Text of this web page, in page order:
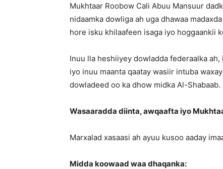
Mukhtaar Roobow Cali Abuu Mansuur
nidaamka dowliga ah uga dhawaa
hore isku khilaafeen isaga iyo hoggaankii
Inuu lla heshiiyey dowladda federaalka
iyo inuu maanta qaatay wasiir intuba
dowladeed oo ka dhow midka Al-Shabaab.
Wasaaradda diinta, awqaafta iyo
Marxalad xasaasi ah ayuu kusoo aaday
Midda koowaad waa dhaqanka: